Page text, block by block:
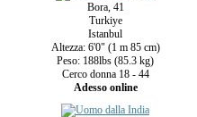
Bora, 41
Turkiye
Istanbul
Altezza: 6'0" (1 m 85 cm)
Peso: 188lbs (85.3 kg)
Cerco donna 18 - 44
Adesso online